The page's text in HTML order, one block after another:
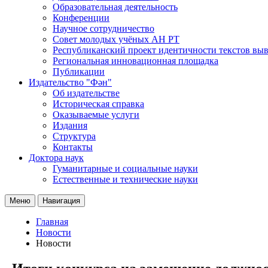
Образовательная деятельность
Конференции
Научное сотрудничество
Совет молодых учёных АН РТ
Республиканский проект идентичности текстов
Региональная инновационная площадка
Публикации
Издательство "Фән"
Об издательстве
Историческая справка
Оказываемые услуги
Издания
Структура
Контакты
Доктора наук
Гуманитарные и социальные науки
Естественные и технические науки
Меню Навигация
Главная
Новости
Новости